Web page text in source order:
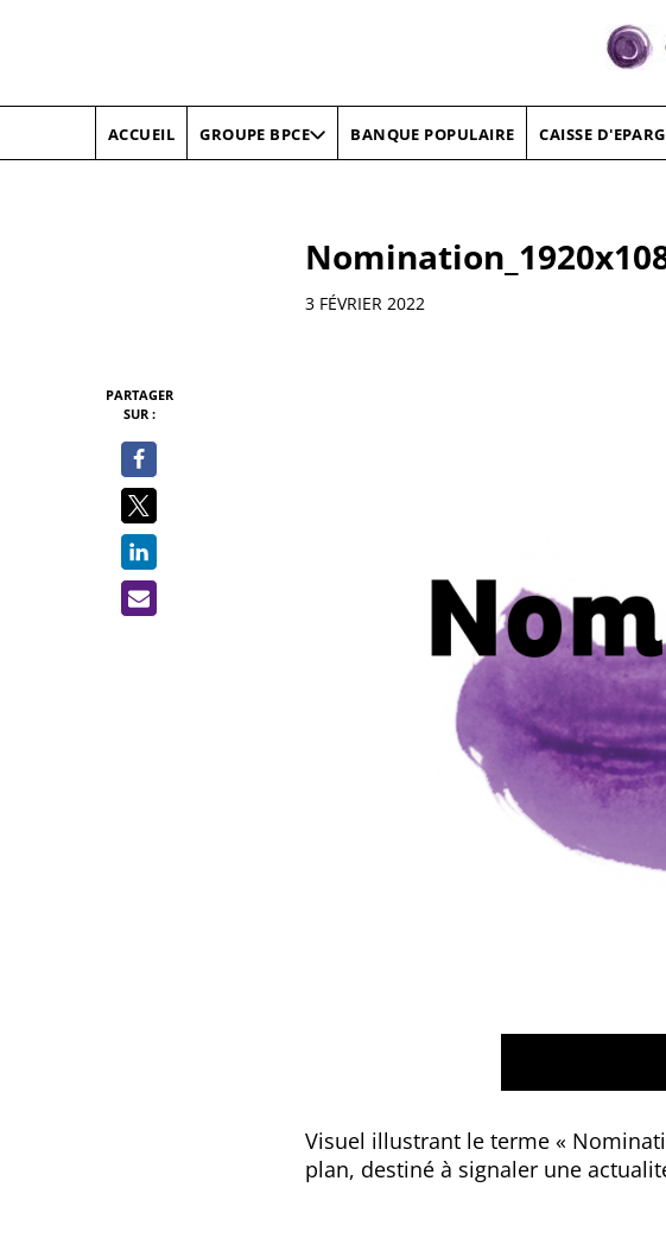
ACCUEIL GROUPE BPCE BANQUE POPULAIRE CAISSE
Informations
3 FÉVRIER 2022
PARTAGER
SUR :
Visuel illustrant le terme «
plan, destiné à signaler une